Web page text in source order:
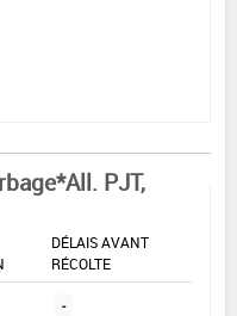
PJT,
DÉLAIS AVANT
RÉCOLTE
-